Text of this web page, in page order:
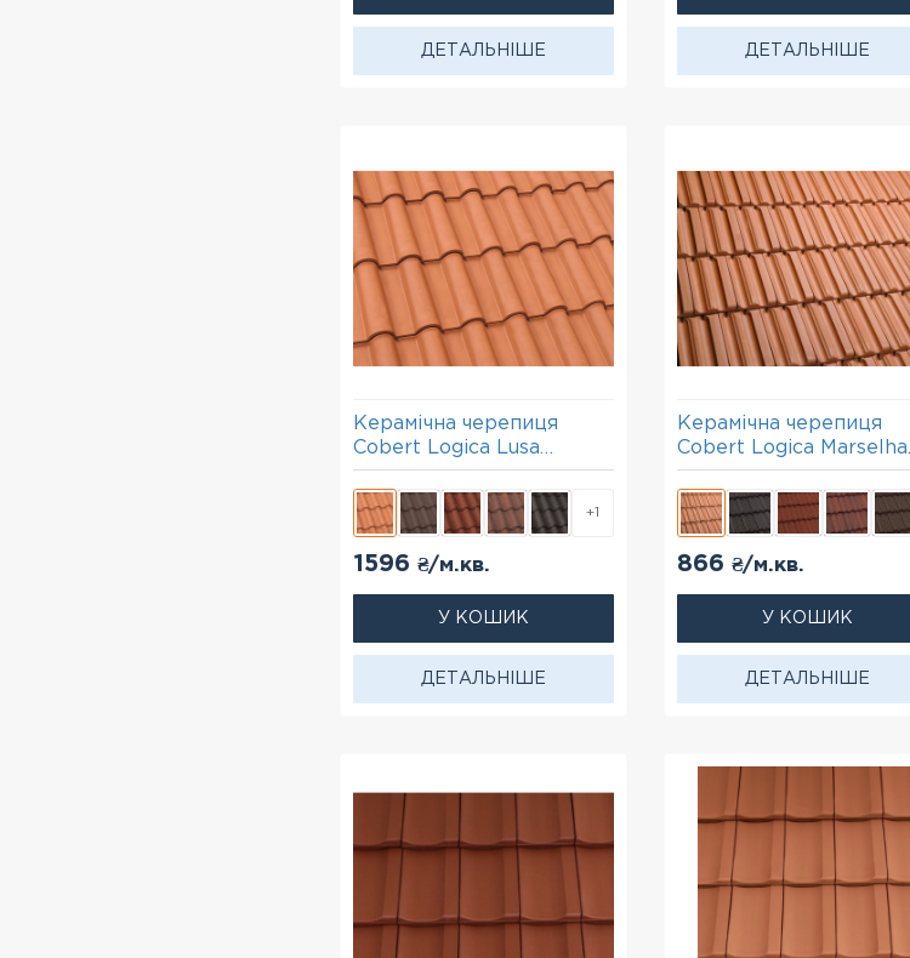
ДЕТАЛЬНІШЕ ДЕТАЛЬНІШЕ
+1
Керамічна черепиця
Cobert Logica Lusa
червоний
1596 ₴/м.кв.
У КОШИК
ДЕТАЛЬНІШЕ
Керамічна черепиця
Cobert Logica Marselha
червоний
866₴/м.кв.
У КОШИК
ДЕТАЛЬНІШЕ